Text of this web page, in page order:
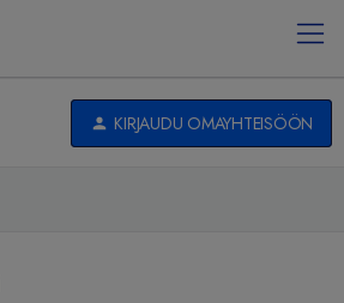
KIRJAUDU OMAYHTEISÖÖN